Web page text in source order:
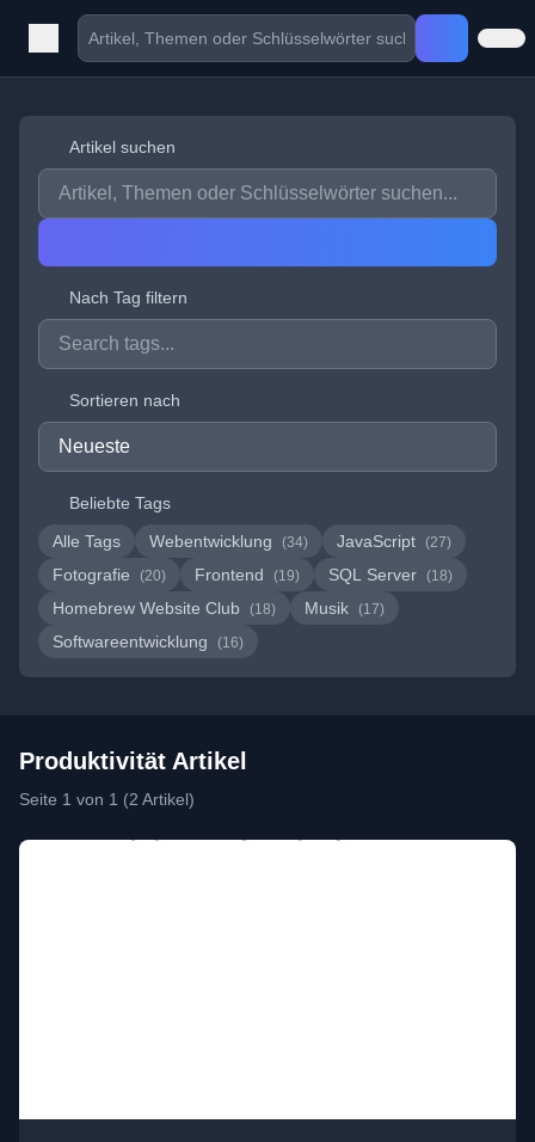
Artikel suchen
Nach Tag filtern
Sortieren nach
Beliebte Tags
Alle Tags
Webentwicklung (34) JavaScript (27)
Fotografie (20) Frontend (19) SQL Server (18)
Homebrew Website Club (18) Musik (17)
Softwareentwicklung (16)
Produktivität Artikel
Seite 1 von 1 (2 Artikel)